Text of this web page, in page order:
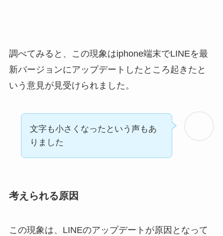
調べてみると、この現象はiphone端末でLINEを最
新バージョンにアップデートしたところ起きたと
いう意見が見受けられました。
文字も小さくなったという声もあ
りました
考えられる原因
この現象は、LINEのアップデートが原因となって